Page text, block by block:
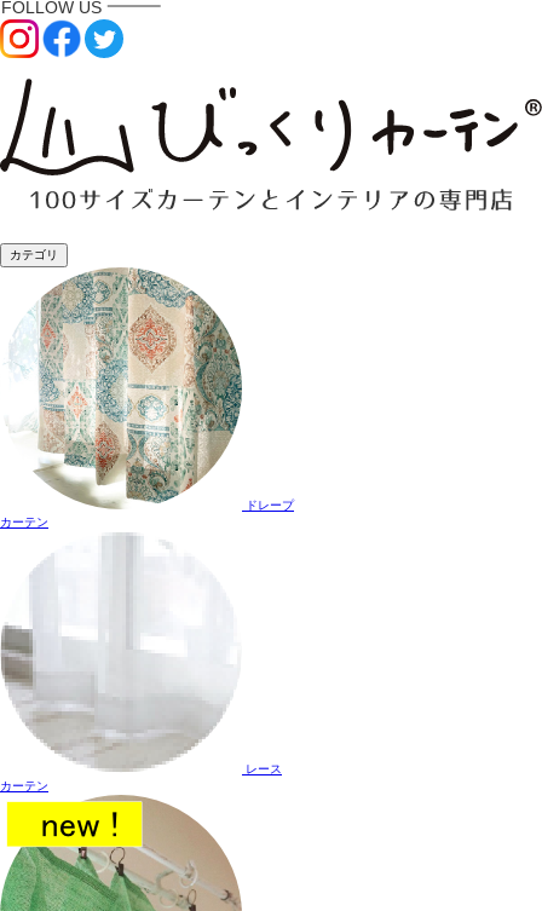
カテゴリ
ドレープ
カーテン
レース
カーテン